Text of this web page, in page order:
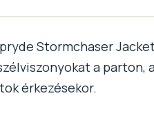
Stormchaser
a parton,
érkezésekor.